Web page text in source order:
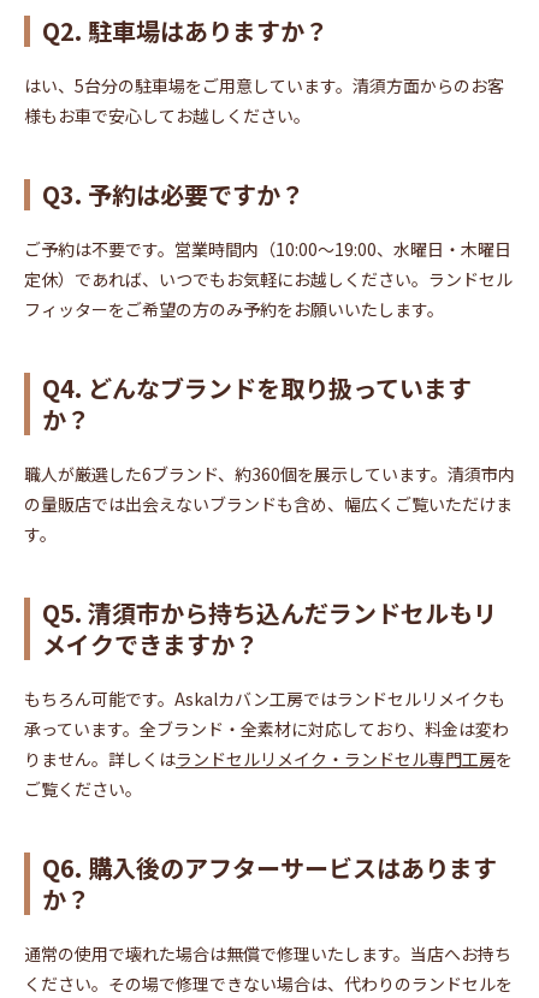
Q2. 駐車場はありますか？
はい、5台分の駐車場をご用意しています。清須方面からのお客
様もお車で安心してお越しください。
Q3. 予約は必要ですか？
ご予約は不要です。営業時間内（10:00〜19:00、水曜日・木曜日
定休）であれば、いつでもお気軽にお越しください。ランドセル
フィッターをご希望の方のみ予約をお願いいたします。
Q4. どんなブランドを取り扱っています
か？
職人が厳選した6ブランド、約360個を展示しています。清須市内
の量販店では出会えないブランドも含め、幅広くご覧いただけま
す。
Q5. 清須市から持ち込んだランドセルもリ
メイクできますか？
もちろん可能です。Askalカバン工房ではランドセルリメイクも
承っています。全ブランド・全素材に対応しており、料金は変わ
りません。詳しくはランドセルリメイク・ランドセル専門工房を
ご覧ください。
Q6. 購入後のアフターサービスはあります
か？
通常の使用で壊れた場合は無償で修理いたします。当店へお持ち
ください。その場で修理できない場合は、代わりのランドセルを